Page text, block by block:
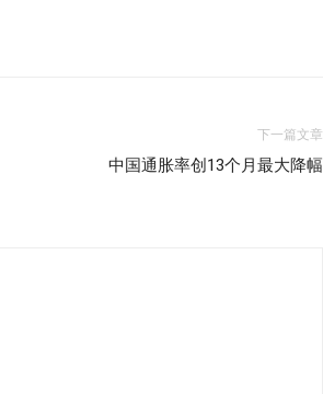
下一篇文章
中国通胀率创13个月最大降幅